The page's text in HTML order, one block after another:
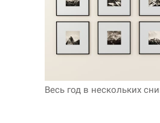
Весь год в нескольких